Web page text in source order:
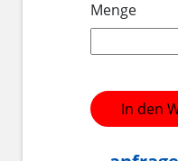
Menge
In den